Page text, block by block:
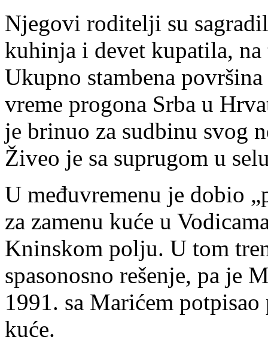
Njegovi roditelji su
kuhinja i devet kupatila,
Ukupno stambena
vreme progona Srba u
je brinuo za sudbinu svog
Živeo je sa suprugom u
U međuvremenu je dobio
za zamenu kuće u
Kninskom polju. U tom
spasonosno rešenje, pa je
1991. sa Marićem
kuće.